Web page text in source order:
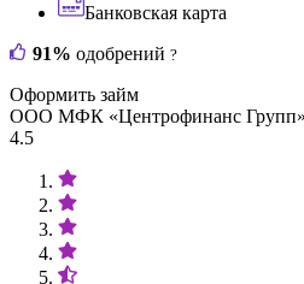
Банковская карта
91% одобрений ?
Оформить займ
ООО МФК «Центрофинанс Групп»
4.5